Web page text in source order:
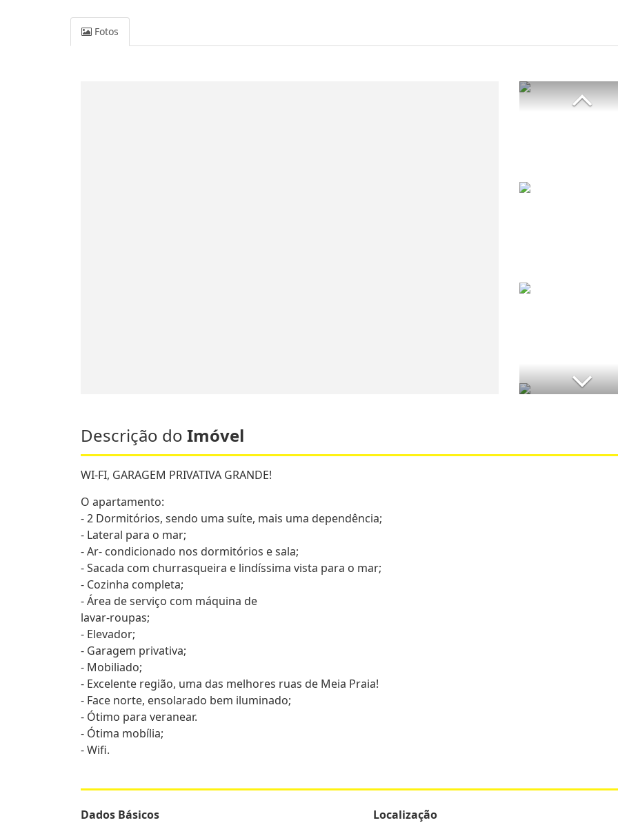
Fotos
Descrição do Imóvel
WI-FI, GARAGEM PRIVATIVA GRANDE!
O apartamento:
- 2 Dormitórios, sendo uma suíte, mais uma dependência;
- Lateral para o mar;
- Ar- condicionado nos dormitórios e sala;
- Sacada com churrasqueira e lindíssima vista para o mar;
- Cozinha completa;
- Área de serviço com máquina de
lavar-roupas;
- Elevador;
- Garagem privativa;
- Mobiliado;
- Excelente região, uma das melhores ruas de Meia Praia!
- Face norte, ensolarado bem iluminado;
- Ótimo para veranear.
- Ótima mobília;
- Wifi.
Dados Básicos
Localização